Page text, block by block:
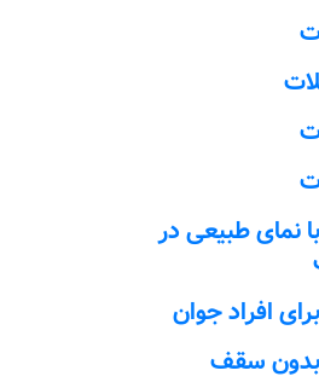
نمای طبیعی در
افراد جوان
بدون سقف